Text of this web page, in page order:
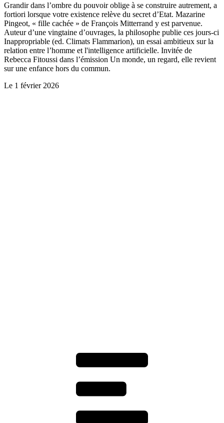
Grandir dans l’ombre du pouvoir oblige à se construire autrement, a
fortiori lorsque votre existence relève du secret d’Etat. Mazarine
Pingeot, « fille cachée » de François Mitterrand y est parvenue.
Auteur d’une vingtaine d’ouvrages, la philosophe publie ces jours-ci
Inappropriable (ed. Climats Flammarion), un essai ambitieux sur la
relation entre l’homme et l'intelligence artificielle. Invitée de
Rebecca Fitoussi dans l’émission Un monde, un regard, elle revient
sur une enfance hors du commun.
Le 1 février 2026